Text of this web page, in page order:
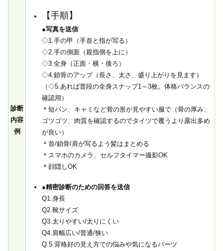
診断
内容
例
【手順】
●写真を送信
◇1.手の甲（手首と指が写る）
◇2.手の側面（親指側を上に）
◇3.全身（正面・横・後ろ）
◇4.鎖骨のアップ（長さ、太さ、盛り上がりを見ます）
（◇5.あれば普段の全身スナップ1～3枚。体格バランスの
確認用）
＊短パン、キャミなど骨の形が見やすい服で（骨の厚み、
ゴツゴツ、肉質を確認するのでタイツで覆うより露出多め
が良い）
＊首/鎖骨/肩が写るよう髪はまとめる
＊スマホのカメラ、セルフタイマー撮影OK
＊顔隠しOK
●精密診断のための回答を送信
Q1.身長
Q2.靴サイズ
Q3.太りやすい/太りにくい
Q4.肩幅広い/普通/狭い
Q.5.背格好の見え方での悩みや気になるパーツ